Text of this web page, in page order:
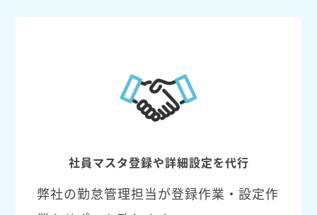
社員マスタ登録や詳細設定を代行
弊社の勤怠管理担当が登録作業・設定作